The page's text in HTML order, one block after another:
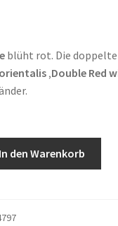
blüht rot. Die
orientalis ‚Double Red
In den Warenkorb